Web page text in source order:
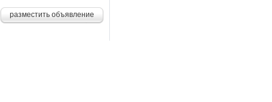
разместить объявление